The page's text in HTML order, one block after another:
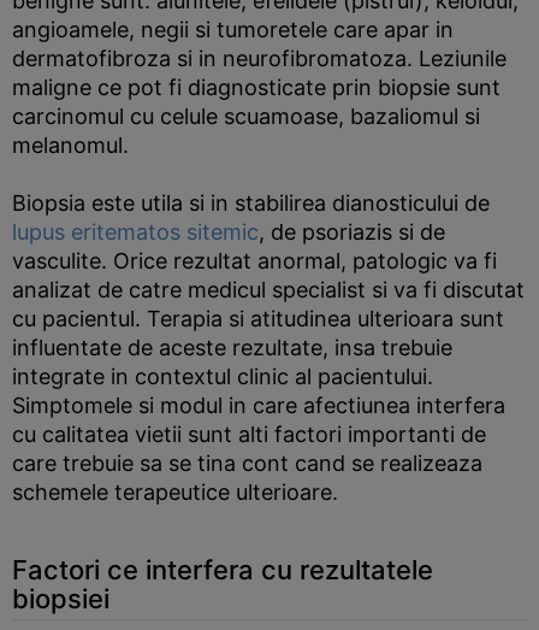
angioamele, negii si tumoretele care apar in
dermatofibroza si in neurofibromatoza. Leziunile
maligne ce pot fi diagnosticate prin biopsie sunt
carcinomul cu celule scuamoase, bazaliomul si
melanomul.
Biopsia este utila si in stabilirea dianosticului de
lupus eritematos sitemic, de psoriazis si de
vasculite. Orice rezultat anormal, patologic va fi
analizat de catre medicul specialist si va fi discutat
cu pacientul. Terapia si atitudinea ulterioara sunt
influentate de aceste rezultate, insa trebuie
integrate in contextul clinic al pacientului.
Simptomele si modul in care afectiunea interfera
cu calitatea vietii sunt alti factori importanti de
care trebuie sa se tina cont cand se realizeaza
schemele terapeutice ulterioare.
Factori ce interfera cu rezultatele
biopsiei